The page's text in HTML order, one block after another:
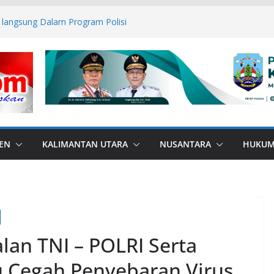
Dalam Program Polisi
Kodim 1506/Namlea Bersama Yonif
Mulai Pembangunan Jembatan
Ilath
Bupati Nunukan dan Forkopimda
Harapan para Tahanan
Kaki Air, Wujud Bakti Gabungan TNI
KALIMANTAN UTARA NUSANTARA
TNI – POLRI Serta